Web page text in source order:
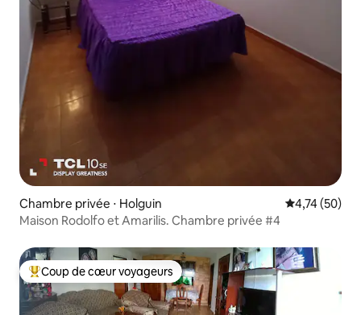
Chambre privée ⋅ Holguin Évaluation
4,74 (50)
Maison Rodolfo et Amarilis. Chambre privée #4
Coups de cœur voyageurs les plus appréciés
Coup de cœur voyageurs